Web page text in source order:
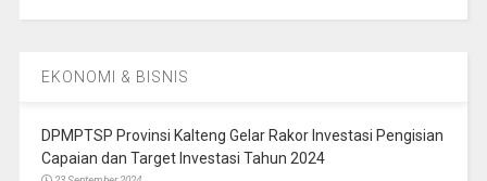
EKONOMI & BISNIS
DPMPTSP Provinsi Kalteng Gelar Rakor Investasi Pengisian
Capaian dan Target Investasi Tahun 2024